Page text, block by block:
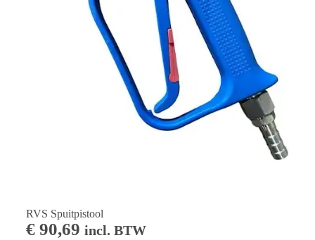
RVS Spuitpistool
€90,69 incl. BTW